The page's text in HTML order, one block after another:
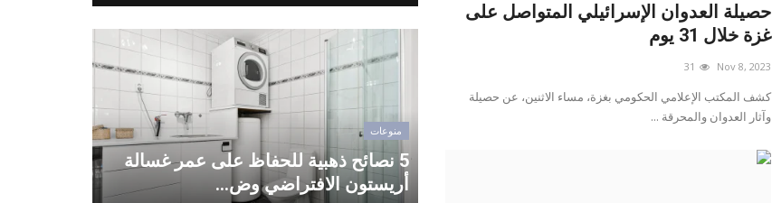
حصيلة العدوان الإسرائيلي المتواصل على
غزة خلال 31 يوم
Nov 8, 2023
31
كشف المكتب الإعلامي الحكومي بغزة، مساء الاثنين، عن حصيلة
وآثار العدوان والمحرقة ...
منوعات
5 نصائح ذهبية للحفاظ على عمر غسالة
أريستون الافتراضي وض...